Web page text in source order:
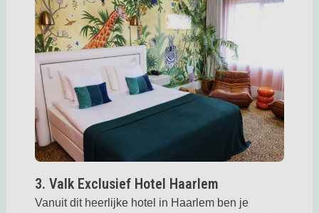
3. Valk Exclusief Hotel Haarlem
Vanuit dit heerlijke hotel in Haarlem ben je